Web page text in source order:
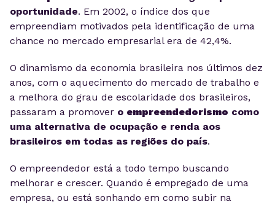
oportunidade. Em 2002, o índice dos que
empreendiam motivados pela identificação de uma
chance no mercado empresarial era de 42,4%.
O dinamismo da economia brasileira nos últimos dez
anos, com o aquecimento do mercado de trabalho e
a melhora do grau de escolaridade dos brasileiros,
passaram a promover o empreendedorismo como
uma alternativa de ocupação e renda aos
brasileiros em todas as regiões do país.
O empreendedor está a todo tempo buscando
melhorar e crescer. Quando é empregado de uma
empresa, ou está sonhando em como subir na